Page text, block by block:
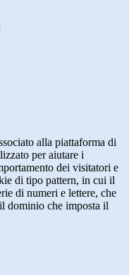
alla piattaforma di
per aiutare i
dei visitatori e
di tipo pattern, in cui il
di numeri e lettere, che
dominio che imposta il